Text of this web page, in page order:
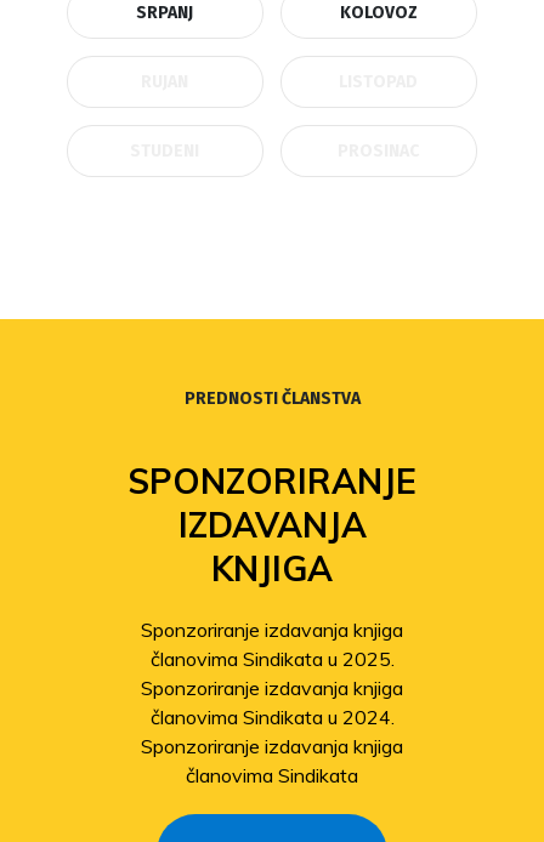
SRPANJ KOLOVOZ
PREDNOSTI ČLANSTVA
SPONZORIRANJE
IZDAVANJA
KNJIGA
Sponzoriranje izdavanja knjiga
članovima Sindikata u 2025.
Sponzoriranje izdavanja knjiga
članovima Sindikata u 2024.
Sponzoriranje izdavanja knjiga
članovima Sindikata